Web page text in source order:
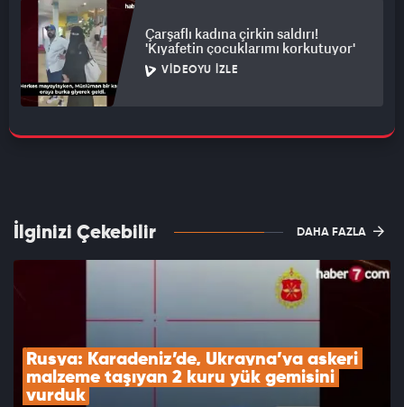
Çarşaflı kadına çirkin saldırı!
'Kıyafetin çocuklarımı korkutuyor'
VIDEOYU İZLE
İlginizi Çekebilir DAHA FAZLA
Rusya: Karadeniz’de, Ukrayna’ya askeri
malzeme taşıyan 2 kuru yük gemisini
vurduk